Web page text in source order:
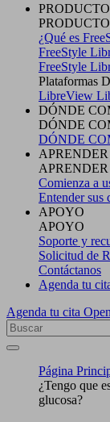
¿Qué es
FreeStyle
FreeStyle
Plataformas
LibreView
DÓNDE
DÓNDE
DÓNDE
APRENDER
APRENDER
Comienza a
Entender sus
APOYO
APOYO
Soporte y
Solicitud de
Contáctanos
Agenda tu
Agenda tu cita
Página
¿Tengo que
glucosa?